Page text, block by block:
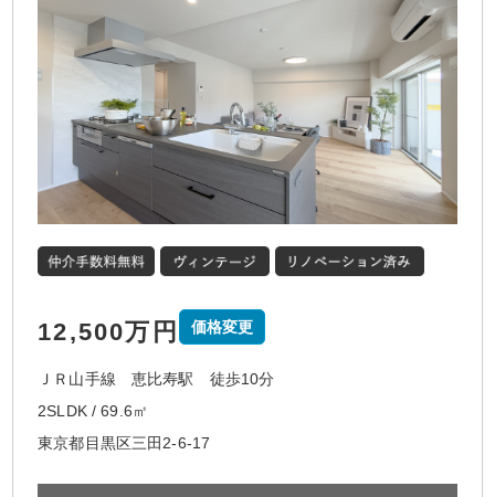
12,500万円 価格変更
ＪＲ山手線 恵比寿駅 徒歩10分
2SLDK / 69.6㎡
東京都目黒区三田2-6-17